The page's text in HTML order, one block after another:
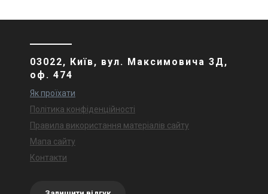
03022, Київ, вул. Максимовича 3Д,
оф. 474
Як проїхати
Політика конфіденційності
Правила використання матеріалів сайту
Мапа сайту
Контакти